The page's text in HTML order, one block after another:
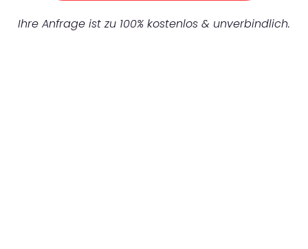
Ihre Anfrage ist zu 100% kostenlos & unverbindlich.